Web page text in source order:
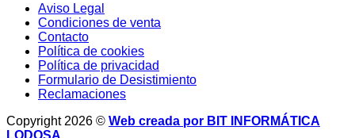
Aviso Legal
Condiciones de venta
Contacto
Política de cookies
Política de privacidad
Formulario de Desistimiento
Reclamaciones
Copyright 2026 © Web creada por BIT INFORMÁTICA
LODOSA